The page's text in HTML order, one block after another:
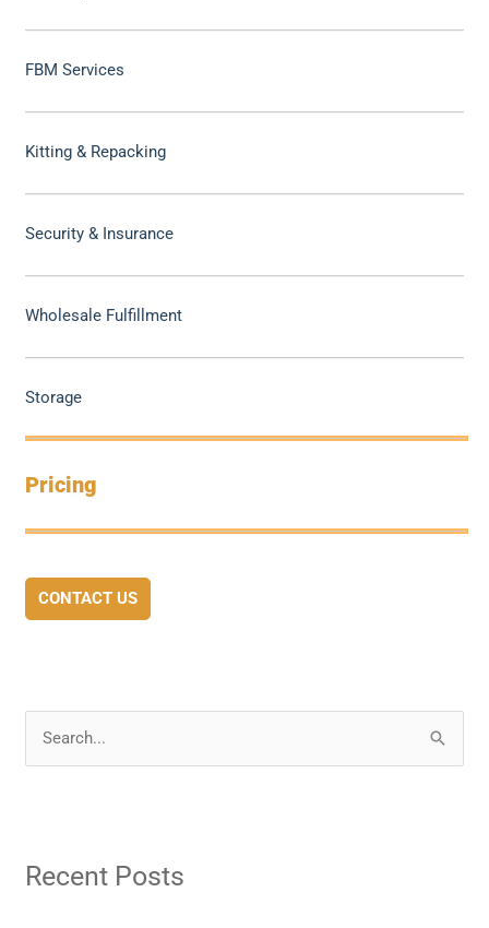
FBM Services
Kitting & Repacking
Security & Insurance
Wholesale Fulfillment
Storage
Pricing
CONTACT US
c
Recent Posts